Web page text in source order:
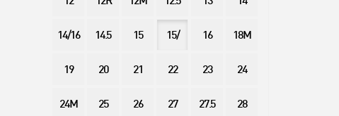
14/16 14.5 15 15/ 16 18M
19 20 21 22 23 24
24M 25 26 27 27.5 28